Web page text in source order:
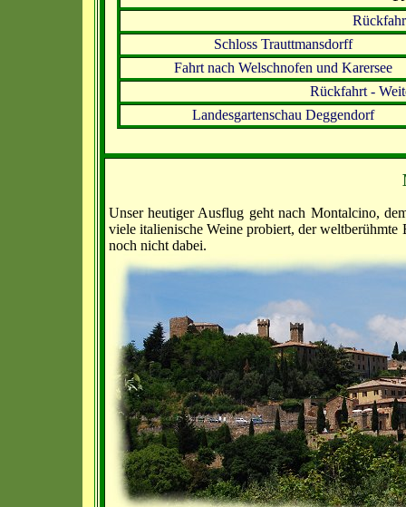
Schloss Trauttmansdorff
Fahrt nach Welschnofen und Karersee
Rückfahrt -
Landesgartenschau Deggendorf
Unser heutiger Ausflug geht nach Montalcino,
viele italienische Weine probiert, der
noch nicht dabei.